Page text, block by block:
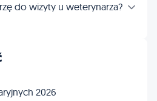
do wizyty u weterynarza?
2026